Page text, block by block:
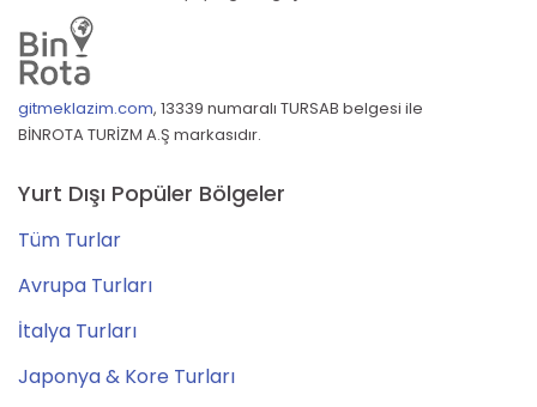
gitmeklazim.com, 13339 numaralı TURSAB belgesi ile
BİNROTA TURİZM A.Ş markasıdır.
Yurt Dışı Popüler Bölgeler
Tüm Turlar
Avrupa Turları
İtalya Turları
Japonya & Kore Turları